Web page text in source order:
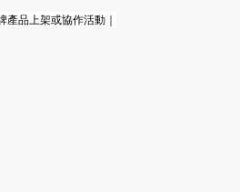
產品上架或協作活動｜